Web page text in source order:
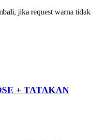
jika request warna tidak
+ TATAKAN